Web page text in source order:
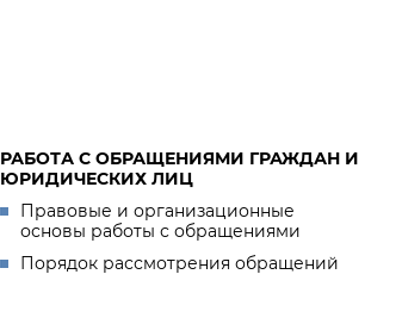
РАБОТА С ОБРАЩЕНИЯМИ ГРАЖДАН И
ЮРИДИЧЕСКИХ ЛИЦ
Правовые и организационные
основы работы с обращениями
Порядок рассмотрения обращений